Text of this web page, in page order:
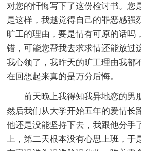
对您的忏悔写下了这份检讨书。您
是这样，我越觉得自己的罪恶感强
旷工的理由，要是情有可原的话吗
错，可能您帮我去求求情还能放过
我心领了，我昨天的旷工理由我都
在回想起来真的是万分后悔。
前天晚上我得知我异地恋的男
然后我们从大学开始五年的爱情长
他还是没能坚持下去，我跟他分手
上，第二天根本没有心思上班，于